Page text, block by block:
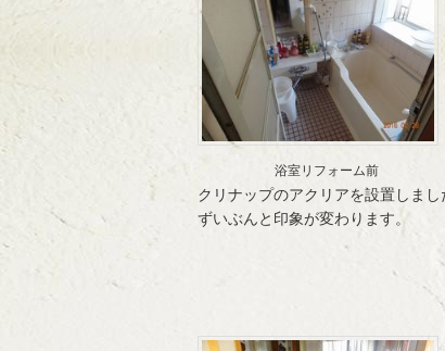
浴室リフォーム前
クリナップのアクリアを設置しま
ずいぶんと印象が変わります。